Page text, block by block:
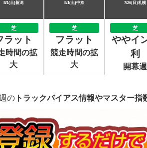
8/1(土)新潟
芝
ラット
時間の拡
大
8/1(土)中京
芝
フラット
競走時間の拡
大
7/26(日)札幌
芝
ややイ
利
開幕週
の トラックバイアス情報やマスター指